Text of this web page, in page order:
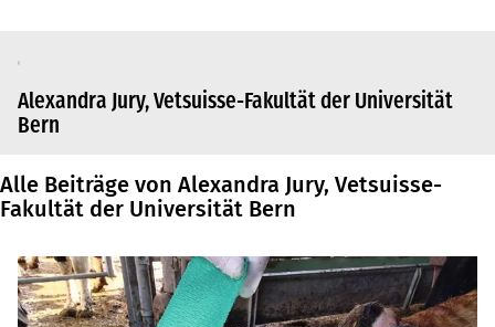
Alexandra Jury, Vetsuisse-Fakultät der Universität
Bern
Alle Beiträge von Alexandra Jury, Vetsuisse-
Fakultät der Universität Bern